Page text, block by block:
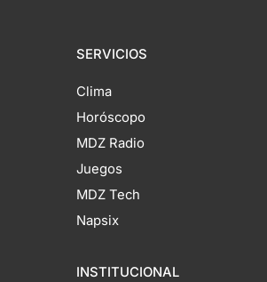
SERVICIOS
Clima
Horóscopo
MDZ Radio
Juegos
MDZ Tech
Napsix
INSTITUCIONAL